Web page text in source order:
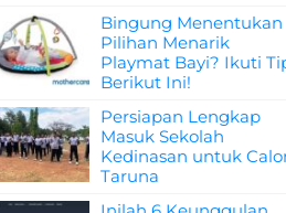
Bingung Menentukan
Pilihan Menarik
Playmat Bayi? Ikuti
Berikut Ini!
Persiapan Lengkap
Masuk Sekolah
Kedinasan untuk
Taruna